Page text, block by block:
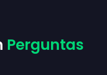
Perguntas